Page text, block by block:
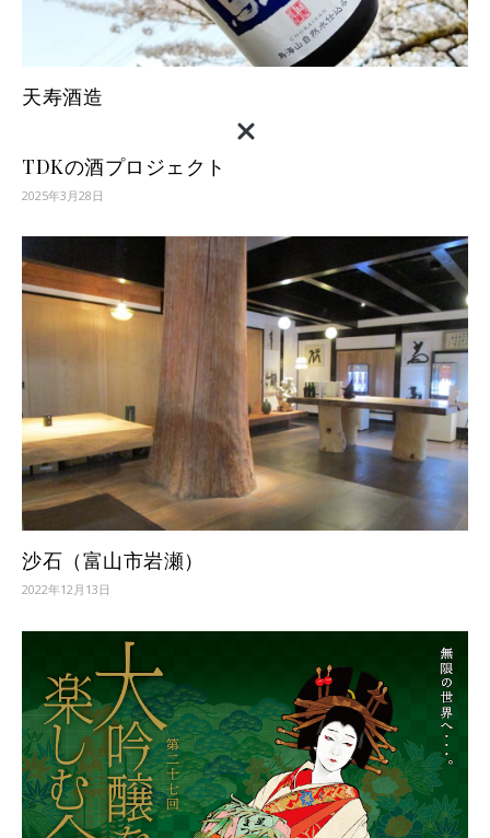
天寿酒造
TDKの酒プロジェクト
2025年3月28日
沙石（富山市岩瀬）
2022年12月13日